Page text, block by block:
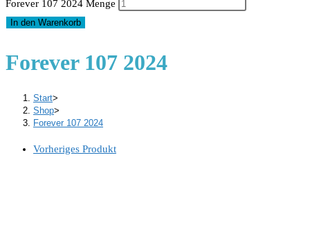
Forever 107 2024 Menge
In den Warenkorb
Forever 107 2024
Start>
Shop>
Forever 107 2024
Vorheriges Produkt